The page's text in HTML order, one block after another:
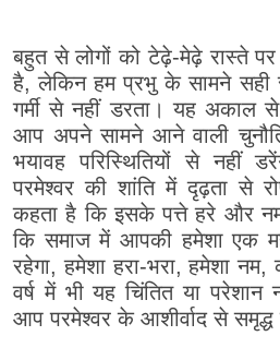
बहुत से लोगों को टेढ़े-मेढ़े रास्ते पर
है, लेकिन हम प्रभु के सामने सही
गर्मी से नहीं डरता। यह अकाल
आप अपने सामने आने वाली
भयावह परिस्थितियों से नहीं
परमेश्वर की शांति में दृढ़ता से
कहता है कि इसके पत्ते हरे और
कि समाज में आपकी हमेशा एक
रहेगा, हमेशा हरा-भरा, हमेशा
वर्ष में भी यह चिंतित या परेशान
आप परमेश्वर के आशीर्वाद से समृद्ध